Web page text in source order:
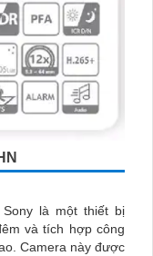
Sony là một thiết bị
và tích hợp công